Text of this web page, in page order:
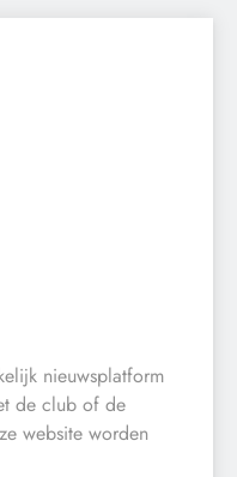
nieuwsplatform
de club of de
website worden